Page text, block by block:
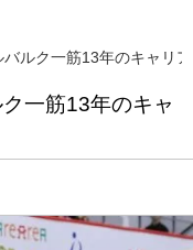
ルク一筋13年のキャリ
一筋13年のキャ